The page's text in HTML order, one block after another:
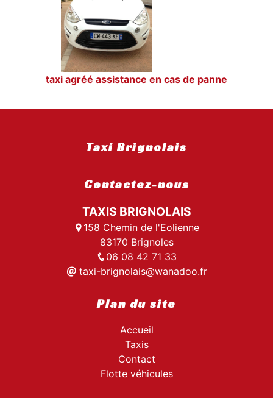
taxi agréé assistance en cas de panne
Taxi Brignolais
Contactez-nous
TAXIS BRIGNOLAIS
158 Chemin de l'Eolienne
83170 Brignoles
06 08 42 71 33
taxi-brignolais@wanadoo.fr
Plan du site
Accueil
Taxis
Contact
Flotte véhicules